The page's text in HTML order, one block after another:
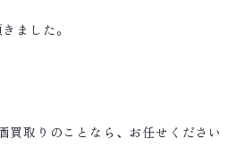
ました。
取りのことなら、お任せください